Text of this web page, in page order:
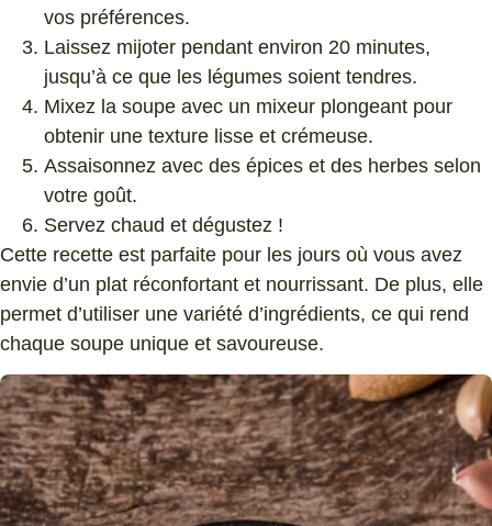
vos préférences.
Laissez mijoter pendant environ 20 minutes,
jusqu’à ce que les légumes soient tendres.
Mixez la soupe avec un mixeur plongeant pour
obtenir une texture lisse et crémeuse.
Assaisonnez avec des épices et des herbes selon
votre goût.
Servez chaud et dégustez !
Cette recette est parfaite pour les jours où vous avez
envie d’un plat réconfortant et nourrissant. De plus, elle
permet d’utiliser une variété d’ingrédients, ce qui rend
chaque soupe unique et savoureuse.